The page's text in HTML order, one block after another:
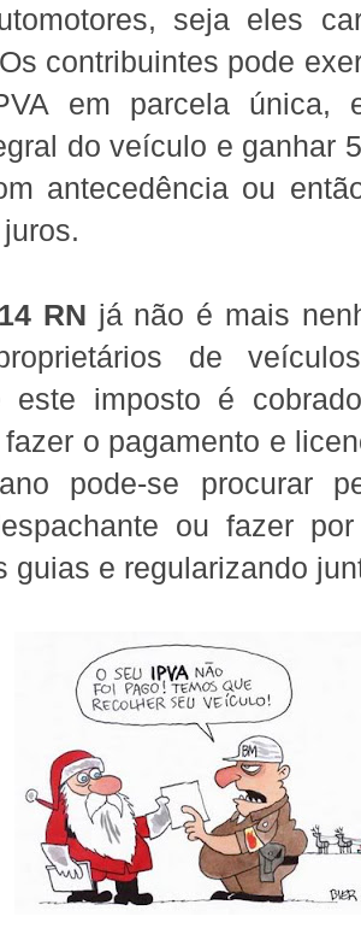
seja eles
contribuintes pode
em parcela única,
do veículo e ganhar
antecedência ou
RN já não é mais
de
este imposto é
o pagamento e
pode-se procurar
ou fazer
guias e regularizando